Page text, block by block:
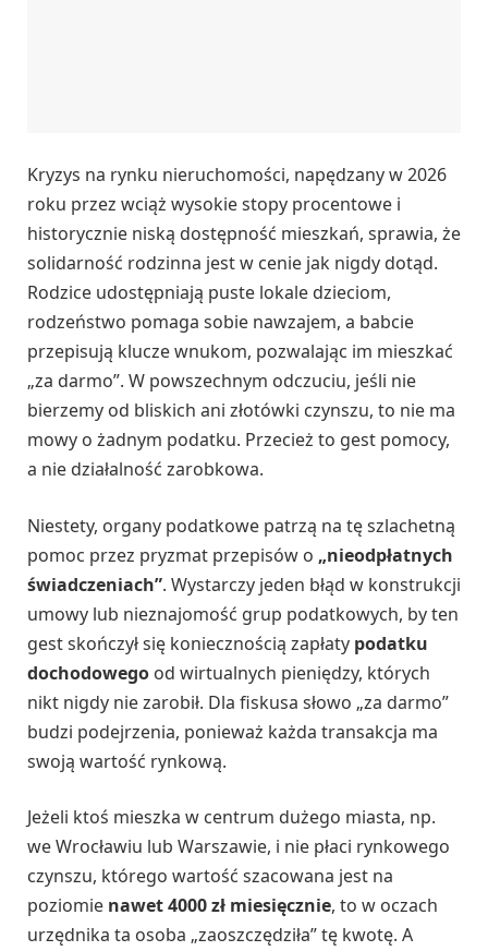
Kryzys na rynku nieruchomości, napędzany w 2026
roku przez wciąż wysokie stopy procentowe i
historycznie niską dostępność mieszkań, sprawia, że
solidarność rodzinna jest w cenie jak nigdy dotąd.
Rodzice udostępniają puste lokale dzieciom,
rodzeństwo pomaga sobie nawzajem, a babcie
przepisują klucze wnukom, pozwalając im mieszkać
„za darmo”. W powszechnym odczuciu, jeśli nie
bierzemy od bliskich ani złotówki czynszu, to nie ma
mowy o żadnym podatku. Przecież to gest pomocy,
a nie działalność zarobkowa.
Niestety, organy podatkowe patrzą na tę szlachetną
pomoc przez pryzmat przepisów o „nieodpłatnych
świadczeniach”. Wystarczy jeden błąd w konstrukcji
umowy lub nieznajomość grup podatkowych, by ten
gest skończył się koniecznością zapłaty podatku
dochodowego od wirtualnych pieniędzy, których
nikt nigdy nie zarobił. Dla fiskusa słowo „za darmo”
budzi podejrzenia, ponieważ każda transakcja ma
swoją wartość rynkową.
Jeżeli ktoś mieszka w centrum dużego miasta, np.
we Wrocławiu lub Warszawie, i nie płaci rynkowego
czynszu, którego wartość szacowana jest na
poziomie nawet 4000 zł miesięcznie, to w oczach
urzędnika ta osoba „zaoszczędziła” tę kwotę. A